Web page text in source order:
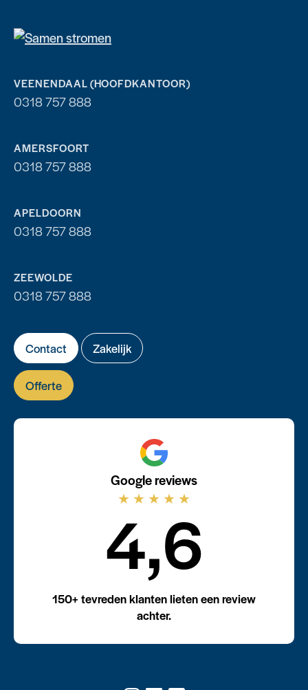
VEENENDAAL (HOOFDKANTOOR)
0318 757 888
AMERSFOORT
0318 757 888
APELDOORN
0318 757 888
ZEEWOLDE
0318 757 888
Contact Zakelijk
Offerte
Google reviews
★ ★ ★ ★ ★
4,6
150+ tevreden klanten lieten een review
achter.